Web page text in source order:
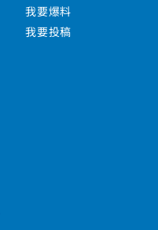
我要爆料
我要投稿